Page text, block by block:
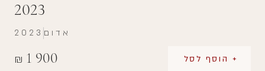
2023
₪ 1 900 + הוסף לסל
2023 אדום